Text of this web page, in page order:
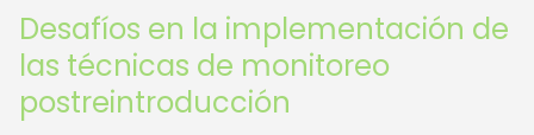
Desafíos en la implementación de
las técnicas de monitoreo
postreintroducción